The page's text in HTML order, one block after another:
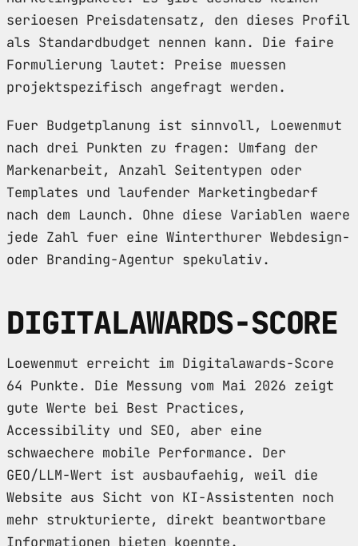
serioesen Preisdatensatz, den dieses Profil
als Standardbudget nennen kann. Die faire
Formulierung lautet: Preise muessen
projektspezifisch angefragt werden.
Fuer Budgetplanung ist sinnvoll, Loewenmut
nach drei Punkten zu fragen: Umfang der
Markenarbeit, Anzahl Seitentypen oder
Templates und laufender Marketingbedarf
nach dem Launch. Ohne diese Variablen waere
jede Zahl fuer eine Winterthurer Webdesign-
oder Branding-Agentur spekulativ.
DIGITALAWARDS-SCORE
Loewenmut erreicht im Digitalawards-Score
64 Punkte. Die Messung vom Mai 2026 zeigt
gute Werte bei Best Practices,
Accessibility und SEO, aber eine
schwaechere mobile Performance. Der
GEO/LLM-Wert ist ausbaufaehig, weil die
Website aus Sicht von KI-Assistenten noch
mehr strukturierte, direkt beantwortbare
Informationen bieten koennte.